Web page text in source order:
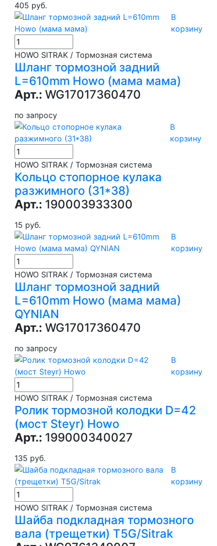
405 руб.
В
корзину
HOWO SITRAK / Тормозная система
Шланг тормозной задний
L=610mm Howo (мама мама)
Арт.: WG17017360470
по запросу
В
корзину
HOWO SITRAK / Тормозная система
Кольцо стопорное кулака
разжимного (31*38)
Арт.: 190003933300
15 руб.
В
корзину
HOWO SITRAK / Тормозная система
Шланг тормозной задний
L=610mm Howo (мама мама)
QYNIAN
Арт.: WG17017360470
по запросу
В
корзину
HOWO SITRAK / Тормозная система
Ролик тормозной колодки D=42
(мост Steyr) Howo
Арт.: 199000340027
135 руб.
В
корзину
HOWO SITRAK / Тормозная система
Шайба подкладная тормозного
вала (трещетки) T5G/Sitrak